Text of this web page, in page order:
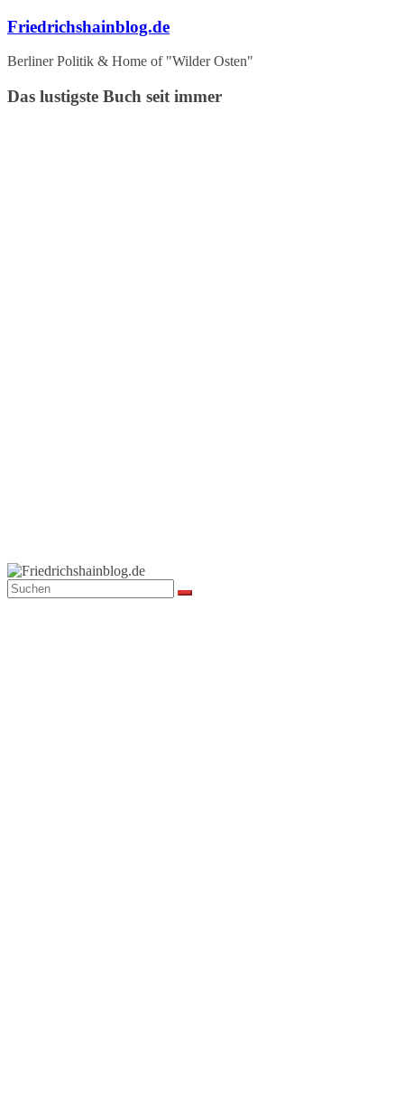
Zum
springen
Friedrichshainblog.de
Berliner Politik & Home of "Wilder Osten"
Das lustigste Buch seit immer